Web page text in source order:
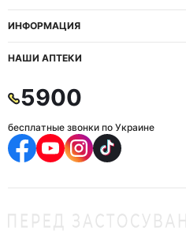
ИНФОРМАЦИЯ
НАШИ АПТЕКИ
5900
бесплатные звонки по Украине